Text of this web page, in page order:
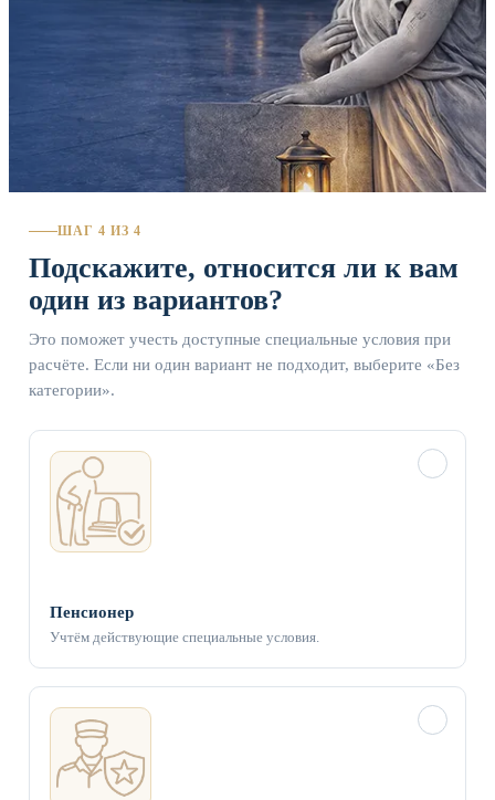
ШАГ 4 ИЗ 4
Подскажите, относится ли к вам
один из вариантов?
Это поможет учесть доступные специальные условия при
расчёте. Если ни один вариант не подходит, выберите «Без
категории».
Пенсионер
Учтём действующие специальные условия.